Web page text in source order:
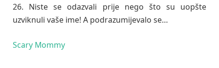
26. Niste se odazvali prije nego što su uopšte
uzviknuli vaše ime! A podrazumijevalo se…
Scary Mommy